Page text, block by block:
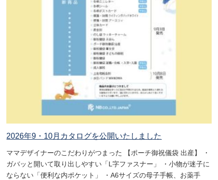
2026年9・10月カタログを公開いたしました
ママデザイナーのこだわりがつまった 【ポーチ御祝儀袋 出産】 ・
ガバッと開いて取り出しやすい「L字ファスナー」 ・小物が迷子に
ならない「便利な内ポケット」 ・A6サイズの母子手帳、お薬手